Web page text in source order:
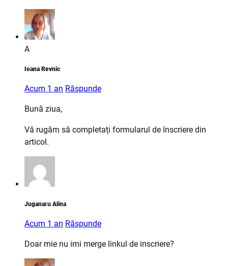
A
Ioana Revnic
Acum 1 an Răspunde
Bună ziua,
Vă rugăm să completați formularul de înscriere din
articol.
Juganaru Alina
Acum 1 an Răspunde
Doar mie nu imi merge linkul de inscriere?